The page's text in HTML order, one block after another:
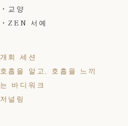
・교양
・ZEN 서예
개회 세션
호흡을 알고, 호흡을 느끼
는 바디워크
저널링